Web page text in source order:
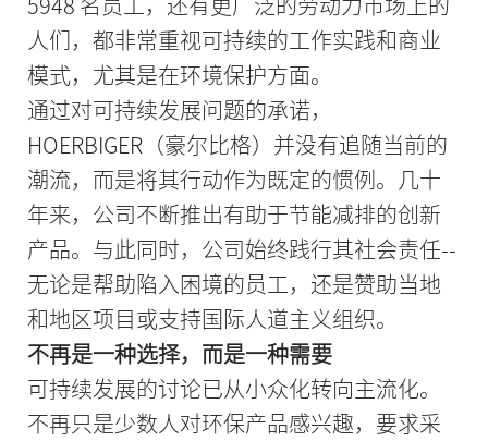
人们，都非常重视可持续的工作实践和商业
模式，尤其是在环境保护方面。
通过对可持续发展问题的承诺，
HOERBIGER（豪尔比格）并没有追随当前的
潮流，而是将其行动作为既定的惯例。几十
年来，公司不断推出有助于节能减排的创新
产品。与此同时，公司始终践行其社会责任--
无论是帮助陷入困境的员工，还是赞助当地
和地区项目或支持国际人道主义组织。
不再是一种选择，而是一种需要
可持续发展的讨论已从小众化转向主流化。
不再只是少数人对环保产品感兴趣，要求采